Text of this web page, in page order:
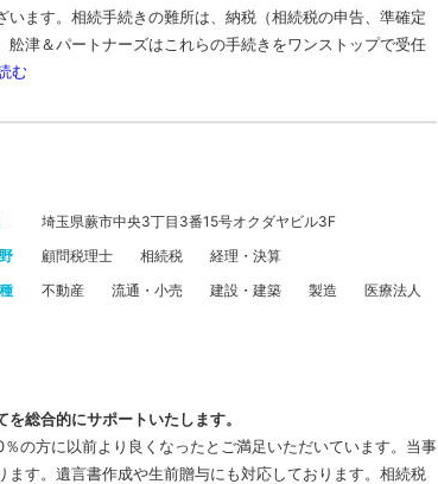
ます。相続手続きの難所は、納税（相続税の申告、準確定
津＆パートナーズはこれらの手続きをワンストップで受任
む
埼玉県蕨市中央3丁目3番15号オクダヤビル3F
顧問税理士 相続税
経理・決算
不動産 流通・小売 建設・建築 製造 医療法人
総合的にサポートいたします。
の方に以前より良くなったとご満足いただいています。当事
す。遺言書作成や生前贈与にも対応しております。相続税